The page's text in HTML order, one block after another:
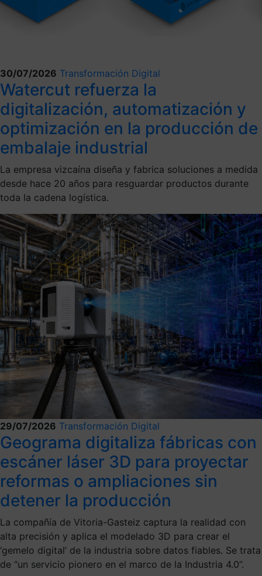
30/07/2026 Transformación Digital
Watercut refuerza la
digitalización, automatización y
optimización en la producción de
embalaje industrial
La empresa vizcaína diseña y fabrica soluciones a medida
desde hace 20 años para resguardar productos durante
toda la cadena logística.
29/07/2026 Transformación Digital
Geograma digitaliza fábricas con
escáner láser 3D para proyectar
reformas o ampliaciones sin
detener la producción
La compañía de Vitoria-Gasteiz captura la realidad con
alta precisión y aplica el modelado 3D para crear el
‘gemelo digital’ de la industria sobre datos fiables. Se trata
de “un servicio pionero en el marco de la Industria 4.0”.